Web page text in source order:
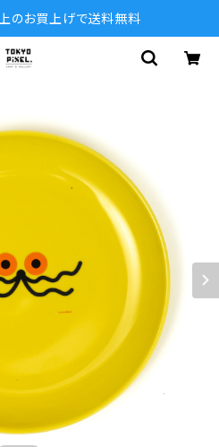
のお買上げで送料無料